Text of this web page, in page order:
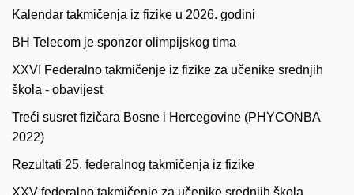
Kalendar takmičenja iz fizike u 2026. godini
BH Telecom je sponzor olimpijskog tima
XXVI Federalno takmičenje iz fizike za učenike srednjih
škola - obavijest
Treći susret fizičara Bosne i Hercegovine (PHYCONBA
2022)
Rezultati 25. federalnog takmičenja iz fizike